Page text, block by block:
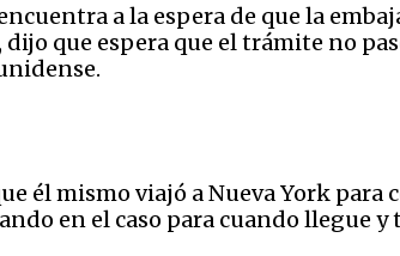
a la espera de que la
que espera que el trámite no
él mismo viajó a Nueva York
en el caso para cuando llegue